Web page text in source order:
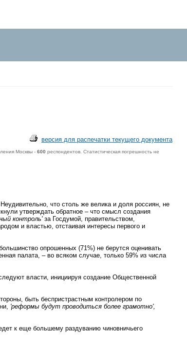
версия для распечатки текущего документа
Москвы - 600 респондентов. Статистическая погрешность не
что столь же велика и доля россиян, не
утверждать обратное – что смысл создания
контроль'за Госдумой, правительством,
и властью, отстаивая интересы первого и
опрошенных (71%) не берутся оценивать
палата, – во всяком случае, только 59% из числа
власти, инициируя создание Общественной
быть беспристрастным контролером по
'реформы будут проводиться более грамотно',
к еще большему раздуванию чиновничьего